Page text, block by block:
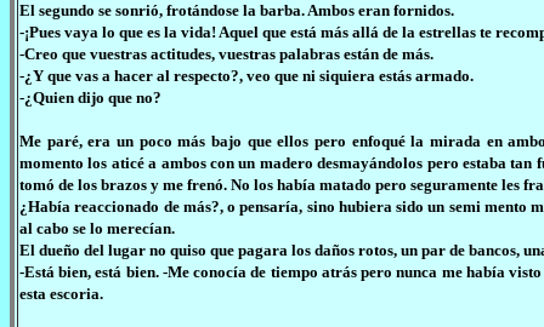
El segundo se sonrió, frotándose la barba. Ambos eran fornidos.
-¡Pues vaya lo que es la vida! Aquel que está más allá de la estrellas te
-Creo que vuestras actitudes, vuestras palabras están de más.
-¿Y que vas a hacer al respecto?, veo que ni siquiera estás armado.
-¿Quien dijo que no?
Me paré, era un poco más bajo que ellos pero enfoqué la mirada en
momento los aticé a ambos con un madero desmayándolos pero estaba
tomó de los brazos y me frenó. No los había matado pero seguramente les
¿Había reaccionado de más?, o pensaría, sino hubiera sido un semi
al cabo se lo merecían.
El dueño del lugar no quiso que pagara los daños rotos, un par de bancos,
-Está bien, está bien. -Me conocía de tiempo atrás pero nunca me había
esta escoria.